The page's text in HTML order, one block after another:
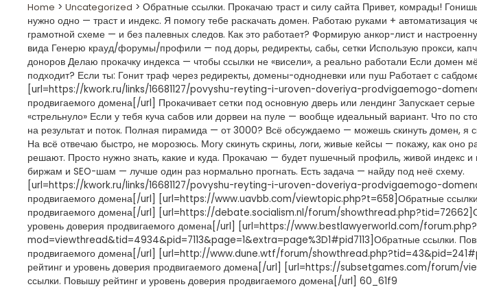
Home > Uncategorized > Обратные ссылки. Прокачаю траст и силу сайта Привет, комрады!
нужно одно — траст и индекс. Я помогу тебе раскачать домен. Работаю руками + автоматизация
грамотной схеме — и без палевных следов. Как это работает? Формирую анкор-лист и
вида Генерю крауд/форумы/профили — под доры, редиректы, сабы, сетки Использую прокси,
доноров Делаю прокачку индекса — чтобы ссылки не «висели», а реально работали Если домен
подходит? Если ты: Гонит траф через редиректы, домены-однодневки или пуш Работает с
[url=https://kwork.ru/links/16681127/povyshu-reyting-i-uroven-doveriya-prodvigaemogo-
продвигаемого домена[/url] Прокачивает сетки под основную дверь или лендинг Запускает
«стрельнуло» Если у тебя куча сабов или дорвеи на пуле — вообще идеальный вариант. Что по
на результат и поток. Полная пирамида — от 3000? Всё обсуждаемо — можешь скинуть домен, я
На всё отвечаю быстро, не морозюсь. Могу скинуть скрины, логи, живые кейсы — покажу, как оно
решают. Просто нужно знать, какие и куда. Прокачаю — будет пушечный профиль, живой индекс
биржам и SEO-шам — лучше один раз нормально прогнать. Есть задача — найду под неё схему.
[url=https://kwork.ru/links/16681127/povyshu-reyting-i-uroven-doveriya-prodvigaemogo-
продвигаемого домена[/url] [url=https://www.uavbb.com/viewtopic.php?t=658]Обратные
продвигаемого домена[/url] [url=https://debate.socialism.nl/forum/
уровень доверия продвигаемого домена[/url] [url=https://www.bestlawyerworld.com/forum.php?
mod=viewthread&tid=4934&pid=7113&page=1&extra=page%3D1#pid7113]Обратные ссылки.
продвигаемого домена[/url] [url=http://www.dune.wtf/forum/
рейтинг и уровень доверия продвигаемого домена[/url] [url=https://subsetgames.com/forum/
ссылки. Повышу рейтинг и уровень доверия продвигаемого домена[/url] 60_61f9